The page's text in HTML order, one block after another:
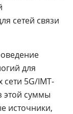
сетей связи
для
5G/IMT-
этой суммы
источники,